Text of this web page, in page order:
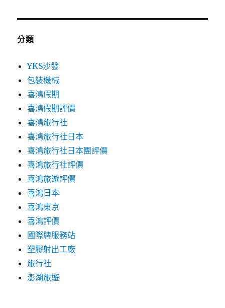
分類
YKS沙發
包裝機械
喜鴻假期
喜鴻假期評價
喜鴻旅行社
喜鴻旅行社日本
喜鴻旅行社日本團評價
喜鴻旅行社評價
喜鴻旅遊評價
喜鴻日本
喜鴻東京
喜鴻評價
國際牌服務站
塑膠射出工廠
旅行社
澎湖旅遊